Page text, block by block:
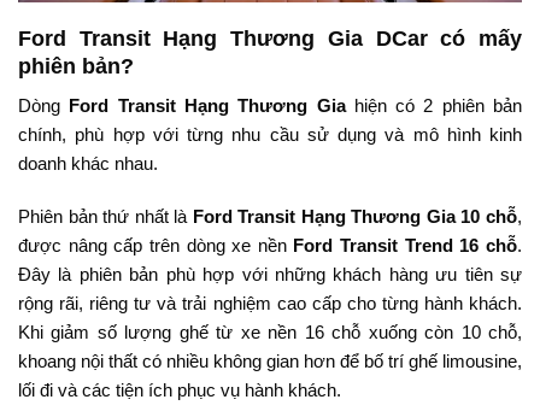
Ford Transit Hạng Thương Gia DCar có mấy
phiên bản?
Dòng Ford Transit Hạng Thương Giahiện có 2 phiên bản
chính, phù hợp với từng nhu cầu sử dụng và mô hình kinh
doanh khác nhau.
Phiên bản thứ nhất là Ford Transit Hạng Thương Gia 10 chỗ,
được nâng cấp trên dòng xe nền Ford Transit Trend 16 chỗ.
Đây là phiên bản phù hợp với những khách hàng ưu tiên sự
rộng rãi, riêng tư và trải nghiệm cao cấp cho từng hành khách.
Khi giảm số lượng ghế từ xe nền 16 chỗ xuống còn 10 chỗ,
khoang nội thất có nhiều không gian hơn để bố trí ghế limousine,
lối đi và các tiện ích phục vụ hành khách.